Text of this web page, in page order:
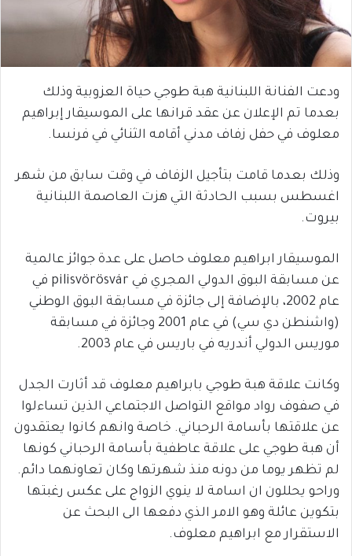
ودعت الفنانة اللبنانية هبة طوجي حياة العزوبية وذلك
بعدما تم الإعلان عن عقد قرانها على الموسيقار إبراهيم
معلوف في حفل زفاف مدني أقامه الثنائي في فرنسا.
وذلك بعدما قامت بتأجيل الزفاف في وقت سابق من شهر
اغسطس بسبب الحادثة التي هزت العاصمة اللبنانية
بيروت.
الموسيقار ابراهيم معلوف حاصل على عدة جوائز عالمية
عن مسابقة البوق الدولي المجري في pilisvörösvár في
عام 2002، بالإضافة إلى جائزة في مسابقة البوق الوطني
(واشنطن دي سي) في عام 2001 وجائزة في مسابقة
موريس الدولي أندريه في باريس في عام 2003.
وكانت علاقة هبة طوجي بابراهيم معلوف قد أثارت الجدل
في صفوف رواد مواقع التواصل الاجتماعي الذين تساءلوا
عن علاقتها بأسامة الرحباني. خاصة وانهم كانوا يعتقدون
أن هبة طوجي على علاقة عاطفية بأسامة الرحباني كونها
لم تظهر يوما من دونه منذ شهرتها وكان تعاونهما دائم.
وراحو يحللون ان اسامة لا ينوي الزواج على عكس رغبتها
بتكوين عائلة وهو الامر الذي دفعها الى البحث عن
الاستقرار مع ابراهيم معلوف.